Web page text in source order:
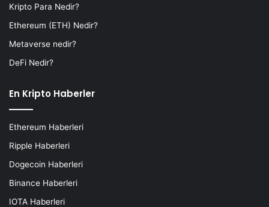
Kripto Para Nedir?
Ethereum (ETH) Nedir?
Metaverse nedir?
DeFi Nedir?
En Kripto Haberler
Ethereum Haberleri
Ripple Haberleri
Dogecoin Haberleri
Binance Haberleri
IOTA Haberleri